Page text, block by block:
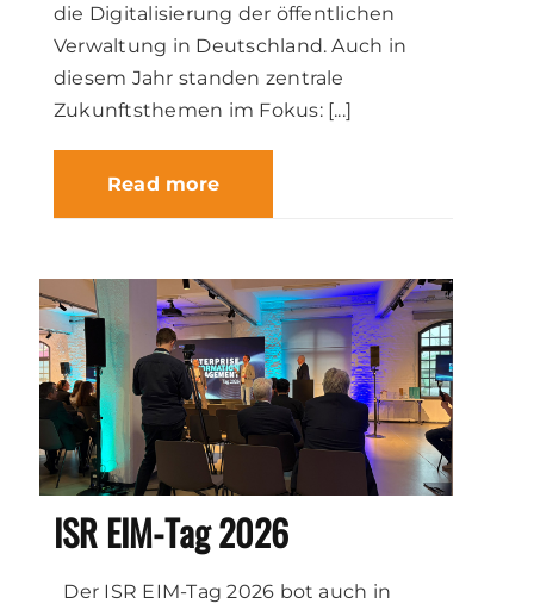
die Digitalisierung der öffentlichen
Verwaltung in Deutschland. Auch in
diesem Jahr standen zentrale
Zukunftsthemen im Fokus: [...]
Read more
ISR EIM-Tag 2026
Der ISR EIM-Tag 2026 bot auch in